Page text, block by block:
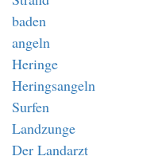
baden
angeln
Heringe
Heringsangeln
Surfen
Landzunge
Der Landarzt